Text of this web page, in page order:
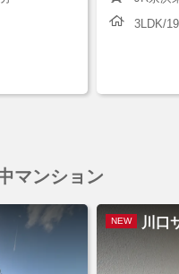
3LDK/
マンション
NEW 川口